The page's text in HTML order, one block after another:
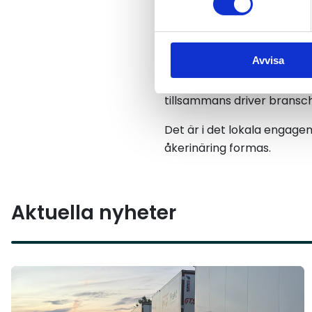
Avvisa
erfarenheter och driva
För medlemmarna i
trygghet i en komplex
ger också tillhörighet till
tillsammans driver
Det är i det lokala
åkerinäring formas.
Aktuella nyheter
Läs mer